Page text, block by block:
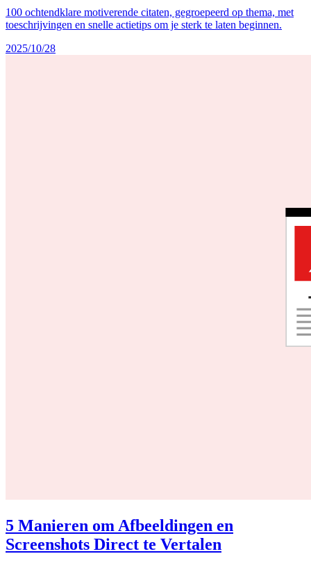
100 ochtendklare motiverende citaten, gegroepeerd op thema, met
toeschrijvingen en snelle actietips om je sterk te laten beginnen.
2025/10/28
5 Manieren om Afbeeldingen en
Screenshots Direct te Vertalen